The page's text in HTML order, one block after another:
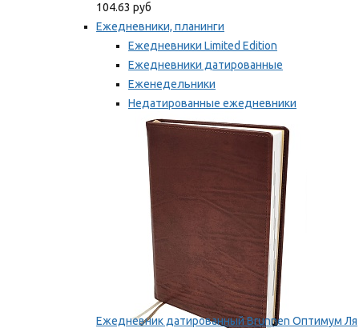
104.63 руб
Ежедневники, планинги
Ежедневники Limited Edition
Ежедневники датированные
Еженедельники
Недатированные ежедневники
Планинги
Мы рекомендуем
Ежедневник датированный Brunnen Оптимум Ля